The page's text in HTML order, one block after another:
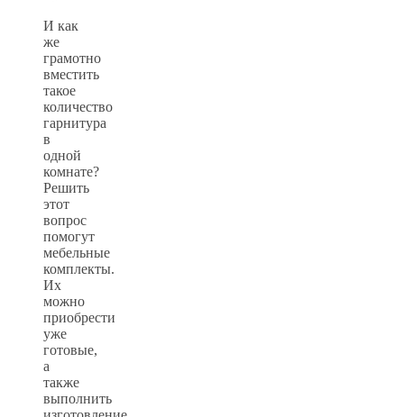
И как
же
грамотно
вместить
такое
количество
гарнитура
в
одной
комнате?
Решить
этот
вопрос
помогут
мебельные
комплекты.
Их
можно
приобрести
уже
готовые,
а
также
выполнить